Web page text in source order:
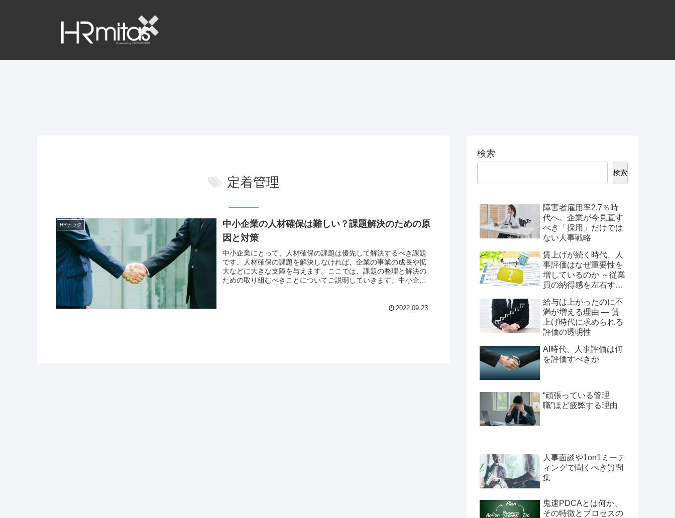
定着管理
HRテック
中小企業の人材確保は難しい？課題解決のための原
因と対策
中小企業にとって、人材確保の課題は優先して解決するべき課題
です。人材確保の課題を解決しなければ、企業の事業の成長や拡
大などに大きな支障を与えます。ここでは、課題の整理と解決の
ための取り組むべきことについてご説明していきます。中小企業
2022.09.23
検索
検索
障害者雇用率2.7％時
代へ。企業が今見直す
べき「採用」だけでは
ない人事戦略
賃上げが続く時代、人
事評価はなぜ重要性を
増しているのか ～従業
員の納得感を左右する
給与は上がったのに不
満が増える理由 ― 賃
上げ時代に求められる
評価の透明性
AI時代、人事評価は何
を評価すべきか
“頑張っている管理
職”ほど疲弊する理由
人事面談や1on1ミーテ
ィングで聞くべき質問
集
鬼速PDCAとは何か、
その特徴とプロセスの